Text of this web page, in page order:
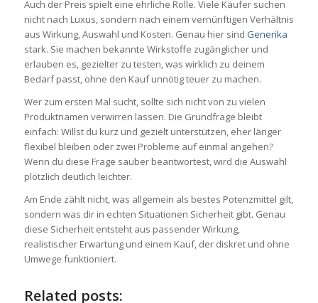
Auch der Preis spielt eine ehrliche Rolle. Viele Käufer suchen
nicht nach Luxus, sondern nach einem vernünftigen Verhältnis
aus Wirkung, Auswahl und Kosten. Genau hier sind Generika
stark. Sie machen bekannte Wirkstoffe zugänglicher und
erlauben es, gezielter zu testen, was wirklich zu deinem
Bedarf passt, ohne den Kauf unnötig teuer zu machen.
Wer zum ersten Mal sucht, sollte sich nicht von zu vielen
Produktnamen verwirren lassen. Die Grundfrage bleibt
einfach: Willst du kurz und gezielt unterstützen, eher länger
flexibel bleiben oder zwei Probleme auf einmal angehen?
Wenn du diese Frage sauber beantwortest, wird die Auswahl
plötzlich deutlich leichter.
Am Ende zählt nicht, was allgemein als bestes Potenzmittel gilt,
sondern was dir in echten Situationen Sicherheit gibt. Genau
diese Sicherheit entsteht aus passender Wirkung,
realistischer Erwartung und einem Kauf, der diskret und ohne
Umwege funktioniert.
Related posts: